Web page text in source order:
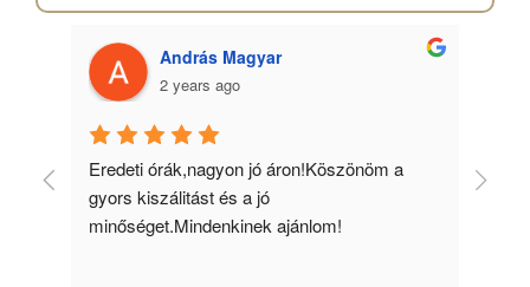
András Magyar
2 years ago
Eredeti órák,nagyon jó áron!Köszönöm a
gyors kiszálitást és a jó
minőséget.Mindenkinek ajánlom!